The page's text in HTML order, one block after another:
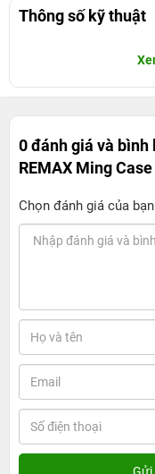
Thông số kỹ thuật
0 đánh giá và bình
REMAX Ming Case
Chọn đánh giá của bạn